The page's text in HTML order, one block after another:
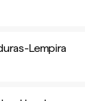
Lempira